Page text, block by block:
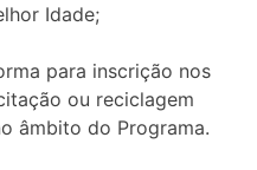
Idade;
para inscrição nos
ou reciclagem
âmbito do Programa.